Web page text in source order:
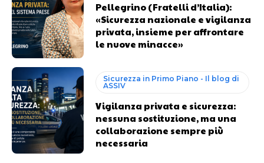
Pellegrino (Fratelli d’Italia):
«Sicurezza nazionale e vigilanza
privata, insieme per affrontare
le nuove minacce»
Sicurezza in Primo Piano - Il blog di
ASSIV
Vigilanza privata e sicurezza:
nessuna sostituzione, ma una
collaborazione sempre più
necessaria